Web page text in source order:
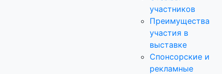
участников
Преимущества
участия в
выставке
Спонсорские и
рекламные